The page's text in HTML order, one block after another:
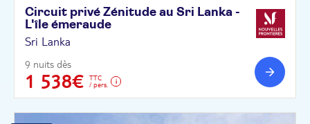
Circuit privé Zénitude au Sri Lanka -
L'île émeraude
Sri Lanka
9 nuits dès
1 538€
TTC
/ pers.